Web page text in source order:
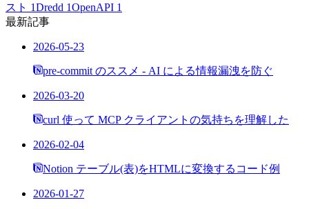
スト 1Dredd 1OpenAPI 1
最新記事
2026-05-23
pre-commit のススメ - AI による情報漏洩を防ぐ
2026-03-20
curl 使って MCP クライアントの気持ちを理解した
2026-02-04
Notion テーブル(表)をHTMLに変換するコード例
2026-01-27